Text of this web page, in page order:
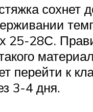
сохнет
25-28С.
перейти к
3-4 дня.